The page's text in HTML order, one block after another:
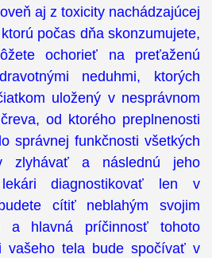
aj z toxicity nachádzajúcej
počas dňa skonzumujete,
ochorieť na preťaženú
neduhmi, ktorých
uložený v nesprávnom
od ktorého preplnenosti
správnej funkčnosti všetkých
zlyhávať a následnú jeho
diagnostikovať len v
cítiť neblahým svojim
a hlavná príčinnosť tohoto
vašeho tela bude spočívať v